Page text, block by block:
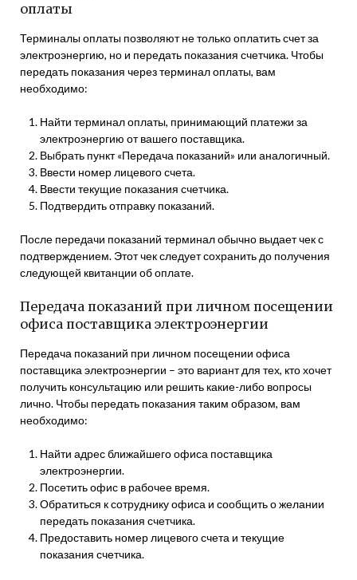
оплаты
Терминалы оплаты позволяют не только оплатить счет за
электроэнергию, но и передать показания счетчика. Чтобы
передать показания через терминал оплаты, вам
необходимо:
Найти терминал оплаты, принимающий платежи за
электроэнергию от вашего поставщика.
Выбрать пункт «Передача показаний» или аналогичный.
Ввести номер лицевого счета.
Ввести текущие показания счетчика.
Подтвердить отправку показаний.
После передачи показаний терминал обычно выдает чек с
подтверждением. Этот чек следует сохранить до получения
следующей квитанции об оплате.
Передача показаний при личном посещении
офиса поставщика электроэнергии
Передача показаний при личном посещении офиса
поставщика электроэнергии – это вариант для тех, кто хочет
получить консультацию или решить какие-либо вопросы
лично. Чтобы передать показания таким образом, вам
необходимо:
Найти адрес ближайшего офиса поставщика
электроэнергии.
Посетить офис в рабочее время.
Обратиться к сотруднику офиса и сообщить о желании
передать показания счетчика.
Предоставить номер лицевого счета и текущие
показания счетчика.